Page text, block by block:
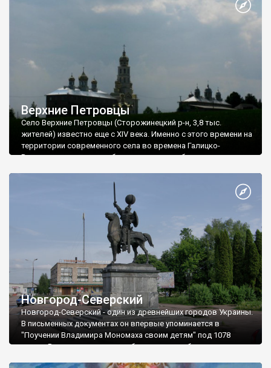
Верхние Петровцы
Село Верхние Петровцы (Сторожинецкий р-н, 3,8 тыс.
жителей) известно еще с XIV века. Именно с этого времени на
территории современного села во времена Галицко-
Волынского княжества были построены оборонительные
С начала XIX века Верхние и Нижние Петровцы стали местом
компактного проживания одного из польских этносов -
Новгород-Северский
Новгород-Северский - один из древнейших городов Украины.
В письменных документах он впервые упоминается в
"Поучении Владимира Мономаха своим детям" под 1078
годом. В то время город уже был довольно большим,